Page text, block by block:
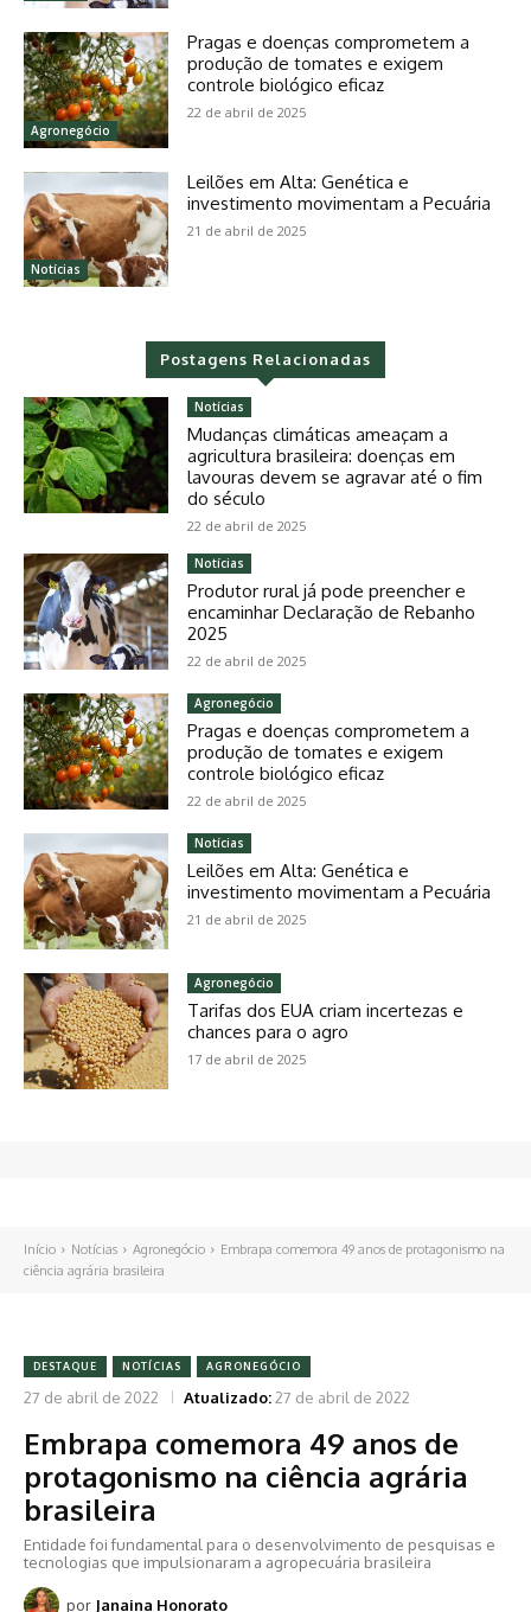
Agronegócio
Pragas e doenças comprometem a
produção de tomates e exigem
controle biológico eficaz
22 de abril de 2025
Notícias
Leilões em Alta: Genética e
investimento movimentam a Pecuária
21 de abril de 2025
Postagens Relacionadas
Notícias
Mudanças climáticas ameaçam a
agricultura brasileira: doenças em
lavouras devem se agravar até o fim
do século
22 de abril de 2025
Notícias
Produtor rural já pode preencher e
encaminhar Declaração de Rebanho
2025
22 de abril de 2025
Agronegócio
Pragas e doenças comprometem a
produção de tomates e exigem
controle biológico eficaz
22 de abril de 2025
Notícias
Leilões em Alta: Genética e
investimento movimentam a Pecuária
21 de abril de 2025
Agronegócio
Tarifas dos EUA criam incertezas e
chances para o agro
17 de abril de 2025